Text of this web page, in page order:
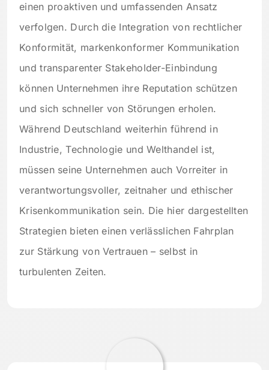
einen proaktiven und umfassenden Ansatz
verfolgen. Durch die Integration von rechtlicher
Konformität, markenkonformer Kommunikation
und transparenter Stakeholder-Einbindung
können Unternehmen ihre Reputation schützen
und sich schneller von Störungen erholen.
Während Deutschland weiterhin führend in
Industrie, Technologie und Welthandel ist,
müssen seine Unternehmen auch Vorreiter in
verantwortungsvoller, zeitnaher und ethischer
Krisenkommunikation sein. Die hier dargestellten
Strategien bieten einen verlässlichen Fahrplan
zur Stärkung von Vertrauen – selbst in
turbulenten Zeiten.